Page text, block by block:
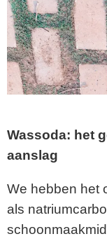
Wassoda: het
aanslag
We hebben het
als